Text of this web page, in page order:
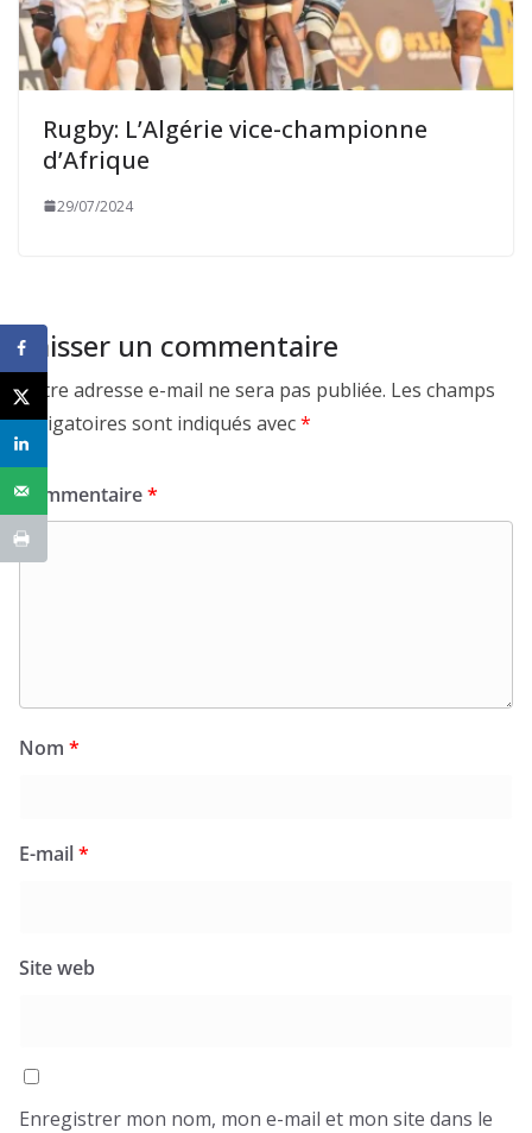
Rugby: L’Algérie vice-championne
d’Afrique
29/07/2024
Laisser un commentaire
Votre adresse e-mail ne sera pas publiée. Les champs
obligatoires sont indiqués avec*
Commentaire*
Nom *
E-mail*
Site web
Enregistrer mon nom, mon e-mail et mon site dans le